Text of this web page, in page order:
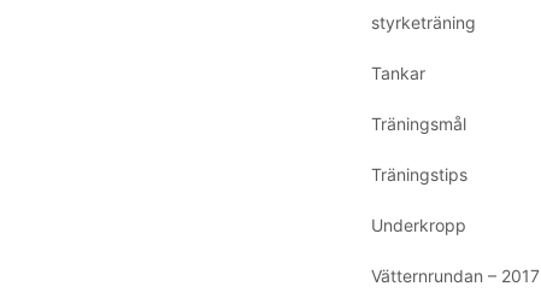
styrketräning
Tankar
Träningsmål
Träningstips
Underkropp
Vätternrundan – 2017